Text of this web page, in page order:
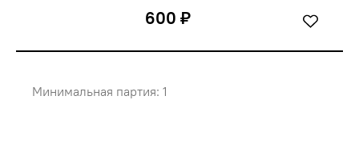
600 ₽
Минимальная партия: 1